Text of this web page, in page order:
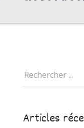
Articles